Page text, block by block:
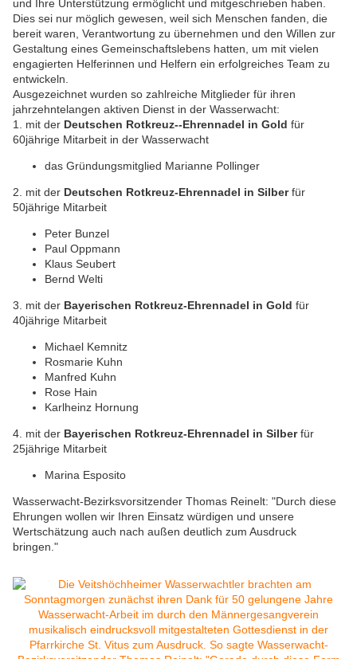
und Ihre Unterstützung ermöglicht und mitgeschrieben haben.
Dies sei nur möglich gewesen, weil sich Menschen fanden, die
bereit waren, Verantwortung zu übernehmen und den Willen zur
Gestaltung eines Gemeinschaftslebens hatten, um mit vielen
engagierten Helferinnen und Helfern ein erfolgreiches Team zu
entwickeln.
Ausgezeichnet wurden so zahlreiche Mitglieder für ihren
jahrzehntelangen aktiven Dienst in der Wasserwacht:
1. mit der Deutschen Rotkreuz--Ehrennadel in Gold für
60jährige Mitarbeit in der Wasserwacht
das Gründungsmitglied Marianne Pollinger
2. mit der Deutschen Rotkreuz-Ehrennadel in Silberfür
50jährige Mitarbeit
Peter Bunzel
Paul Oppmann
Klaus Seubert
Bernd Welti
3. mit der Bayerischen Rotkreuz-Ehrennadel in Gold für
40jährige Mitarbeit
Michael Kemnitz
Rosmarie Kuhn
Manfred Kuhn
Rose Hain
Karlheinz Hornung
4. mit der Bayerischen Rotkreuz-Ehrennadel in Silberfür
25jährige Mitarbeit
Marina Esposito
Wasserwacht-Bezirksvorsitzender Thomas Reinelt: "Durch diese
Ehrungen wollen wir Ihren Einsatz würdigen und unsere
Wertschätzung auch nach außen deutlich zum Ausdruck
bringen."